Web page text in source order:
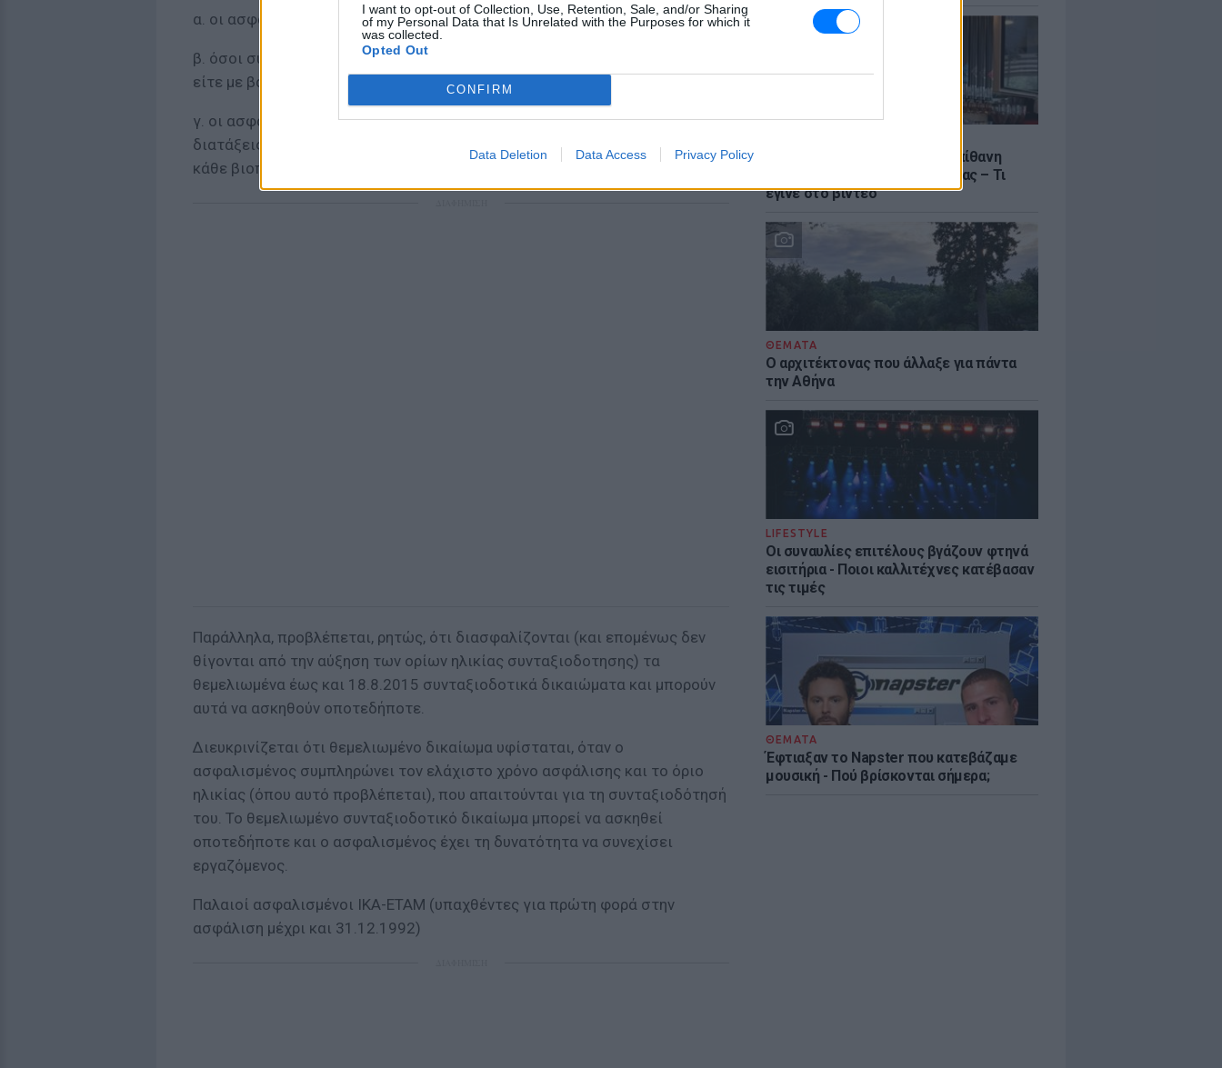
I want to opt-out of Collection, Use, Retention, Sale, and/or Sharing
of my Personal Data that Is Unrelated with the Purposes for which it
was collected.
Opted Out
CONFIRM
Data Deletion Data Access Privacy Policy
Ο Γιώργος Μανίκας έστησε απίθανη
φάρσα σε υπάλληλο καφετέριας – Τι
έγινε στο βίντεο
ΘΕΜΑΤΑ
Ο αρχιτέκτονας που άλλαξε για πάντα
την Αθήνα
LIFESTYLE
Οι συναυλίες επιτέλους βγάζουν φτηνά
εισιτήρια - Ποιοι καλλιτέχνες κατέβασαν
τις τιμές
ΘΕΜΑΤΑ
Έφτιαξαν το Napster που κατεβάζαμε
μουσική - Πού βρίσκονται σήμερα;
α. οι ασφαλισμένοι σε βαρέα και ανθυγιεινά επαγγέλματα,
β. όσοι συνταξιοδοτούνται είτε με βάση τις διατάξεις του ν. 612/1977,
είτε με βάση τις διατάξεις που παραπέμπουν σε αυτές, και
γ. οι ασφαλισμένοι που υπάγονται σε γενικές, ειδικές ή καταστατικές
διατάξεις συνταξιοδότησης ως μητέρες και χήροι πατέρες ανίκανων για
κάθε βιοποριστική εργασία τέκνων.
Παράλληλα, προβλέπεται, ρητώς, ότι διασφαλίζονται (και επομένως δεν
θίγονται από την αύξηση των ορίων ηλικίας συνταξιοδοτησης) τα
θεμελιωμένα έως και 18.8.2015 συνταξιοδοτικά δικαιώματα και μπορούν
αυτά να ασκηθούν οποτεδήποτε.
Διευκρινίζεται ότι θεμελιωμένο δικαίωμα υφίσταται, όταν ο
ασφαλισμένος συμπληρώνει τον ελάχιστο χρόνο ασφάλισης και το όριο
ηλικίας (όπου αυτό προβλέπεται), που απαιτούνται για τη συνταξιοδότησή
του. Το θεμελιωμένο συνταξιοδοτικό δικαίωμα μπορεί να ασκηθεί
οποτεδήποτε και ο ασφαλισμένος έχει τη δυνατότητα να συνεχίσει
εργαζόμενος.
Παλαιοί ασφαλισμένοι ΙΚΑ-ΕΤΑΜ (υπαχθέντες για πρώτη φορά στην
ασφάλιση μέχρι και 31.12.1992)